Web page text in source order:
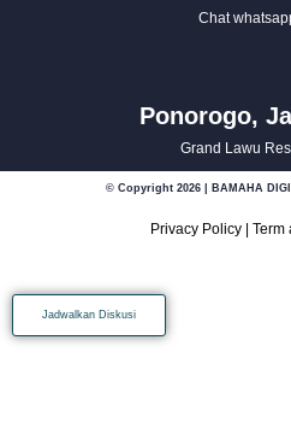
Chat
Ponorogo,
Grand Lawu
© Copyright 2026 | BAMAHA
Privacy Policy Term
Jadwalkan Diskusi